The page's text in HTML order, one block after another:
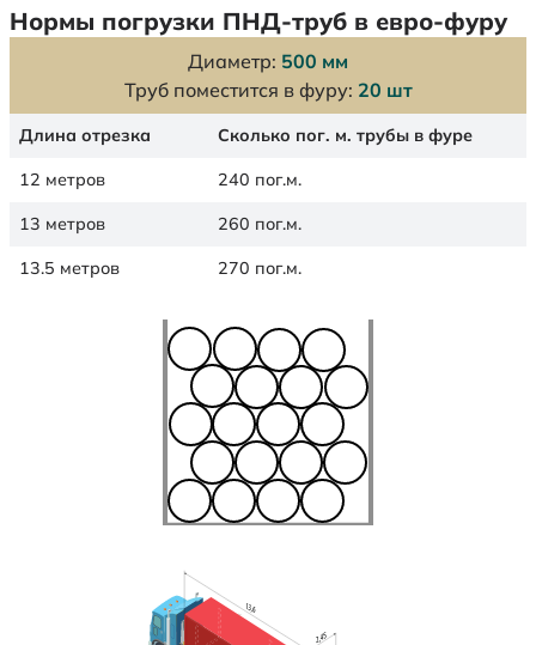
Нормы погрузки ПНД-труб в евро-фуру
Диаметр: 500 мм
Труб поместится в фуру: 20 шт
Длина отрезка Сколько пог. м. трубы в фуре
12 метров 240 пог.м.
13 метров 260 пог.м.
13.5 метров 270 пог.м.